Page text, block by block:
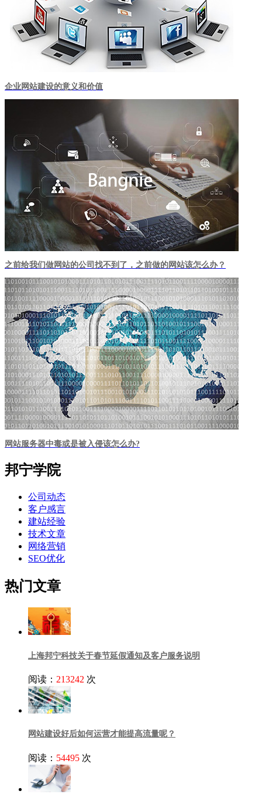
企业网站建设的意义和价值
之前给我们做网站的公司找不到了，之前做的网站该怎么办？
网站服务器中毒或是被入侵该怎么办?
邦宁学院
公司动态
客户感言
建站经验
技术文章
网络营销
SEO优化
热门文章
上海邦宁科技关于春节延假通知及客户服务说明
阅读： 213242 次
网站建设好后如何运营才能提高流量呢？
阅读： 54495 次